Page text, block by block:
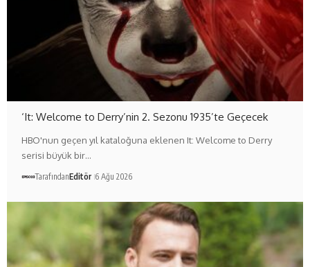
‘It: Welcome to Derry’nin 2. Sezonu 1935’te Geçecek
HBO'nun geçen yıl kataloğuna eklenen It: Welcome to Derry
serisi büyük bir…
TarafındanEditör 6 Ağu 2026